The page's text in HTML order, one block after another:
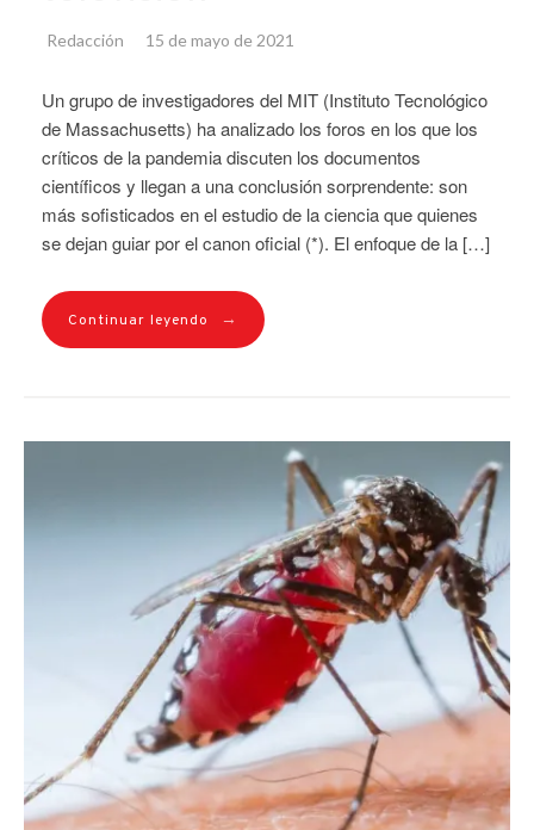
Redacción 15 de mayo de 2021
Un grupo de investigadores del MIT (Instituto Tecnológico
de Massachusetts) ha analizado los foros en los que los
críticos de la pandemia discuten los documentos
científicos y llegan a una conclusión sorprendente: son
más sofisticados en el estudio de la ciencia que quienes
se dejan guiar por el canon oficial (*). El enfoque de la […]
Continuar leyendo →